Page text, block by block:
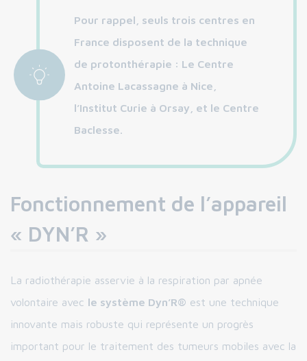
Pour rappel, seuls trois centres en
France disposent de la technique
de protonthérapie : Le Centre
Antoine Lacassagne à Nice,
l’Institut Curie à Orsay, et le Centre
Baclesse.
Fonctionnement de l’appareil
« DYN’R »
La radiothérapie asservie à la respiration par apnée
volontaire avec le système Dyn’R® est une technique
innovante mais robuste qui représente un progrès
important pour le traitement des tumeurs mobiles avec la